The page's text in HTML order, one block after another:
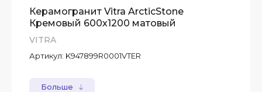
Керамогранит Vitra ArcticStone
Кремовый 600х1200 матовый
VITRA
Артикул: K947899R0001VTER
Больше